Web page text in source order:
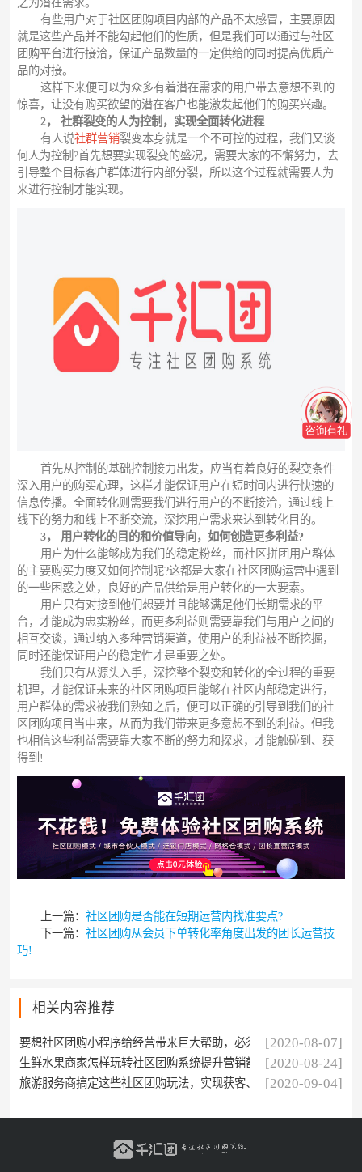
有些用户对于社区团购项目内部的产品不太感冒，主要原因
就是这些产品并不能勾起他们的性质，但是我们可以通过与社区
团购平台进行接洽，保证产品数量的一定供给的同时提高优质产
品的对接。
这样下来便可以为众多有着潜在需求的用户带去意想不到的
惊喜，让没有购买欲望的潜在客户也能激发起他们的购买兴趣。
2， 社群裂变的人为控制，实现全面转化进程
有人说社群营销裂变本身就是一个不可控的过程，我们又谈
何人为控制?首先想要实现裂变的盛况，需要大家的不懈努力，去
引导整个目标客户群体进行内部分裂，所以这个过程就需要人为
来进行控制才能实现。
首先从控制的基础控制接力出发，应当有着良好的裂变条件
深入用户的购买心理，这样才能保证用户在短时间内进行快速的
信息传播。全面转化则需要我们进行用户的不断接洽，通过线上
线下的努力和线上不断交流，深挖用户需求来达到转化目的。
3， 用户转化的目的和价值导向，如何创造更多利益?
用户为什么能够成为我们的稳定粉丝，而社区拼团用户群体
的主要购买力度又如何控制呢?这都是大家在社区团购运营中遇到
的一些困惑之处，良好的产品供给是用户转化的一大要素。
用户只有对接到他们想要并且能够满足他们长期需求的平
台，才能成为忠实粉丝，而更多利益则需要靠我们与用户之间的
相互交谈，通过纳入多种营销渠道，使用户的利益被不断挖掘，
同时还能保证用户的稳定性才是重要之处。
我们只有从源头入手，深挖整个裂变和转化的全过程的重要
机理，才能保证未来的社区团购项目能够在社区内部稳定进行，
用户群体的需求被我们熟知之后，便可以正确的引导到我们的社
区团购项目当中来，从而为我们带来更多意想不到的利益。但我
也相信这些利益需要靠大家不断的努力和探求，才能触碰到、获
得到!
上一篇：社区团购是否能在短期运营内找准要点?
下一篇：社区团购从会员下单转化率角度出发的团长运营技
巧!
相关内容推荐
要想社区团购小程序给经营带来巨大帮助，必须要注意四个问题
[2020-08-07]
生鲜水果商家怎样玩转社区团购系统提升营销额？[2020-08-24]
旅游服务商搞定这些社区团购玩法，实现获客、转化、复购不叫事
[2020-09-04]